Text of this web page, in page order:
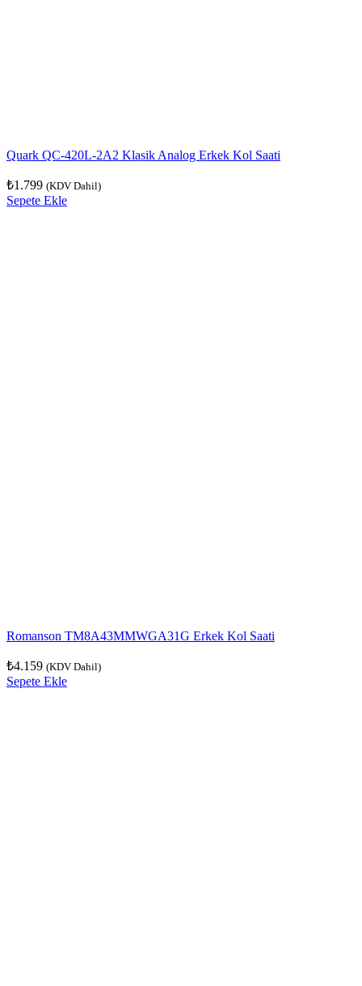
Quark QC-420L-2A2 Klasik Analog Erkek Kol Saati
₺1.799 (KDV Dahil)
Sepete Ekle
Romanson TM8A43MMWGA31G Erkek Kol Saati
₺4.159 (KDV Dahil)
Sepete Ekle